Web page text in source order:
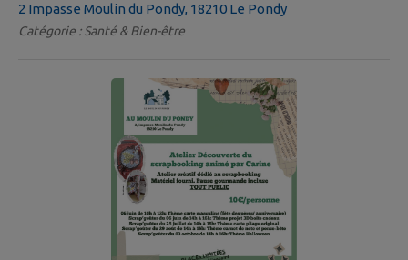
2 Impasse Moulin du Pondy, 18210 Le Pondy
Catégorie : Santé & Bien-être